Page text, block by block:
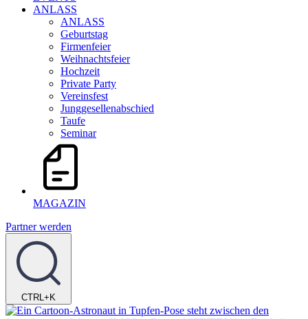
ANLASS
ANLASS
Geburtstag
Firmenfeier
Weihnachtsfeier
Hochzeit
Private Party
Vereinsfest
Junggesellenabschied
Taufe
Seminar
MAGAZIN
Partner werden
CTRL+K